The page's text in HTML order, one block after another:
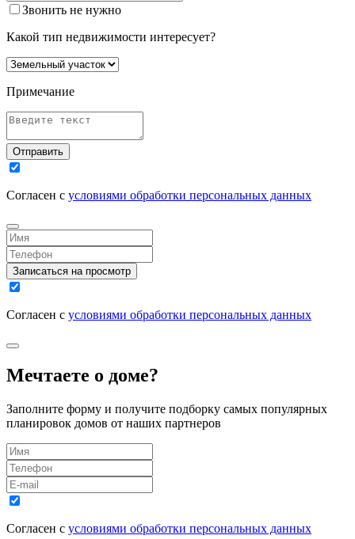
Звонить не нужно
Какой тип недвижимости интересует?
Примечание
Отправить
Согласен с условиями обработки персональных данных
Записаться на просмотр
Согласен с условиями обработки персональных данных
Мечтаете о доме?
Заполните форму и получите подборку самых популярных
планировок домов от наших партнеров
Согласен с условиями обработки персональных данных